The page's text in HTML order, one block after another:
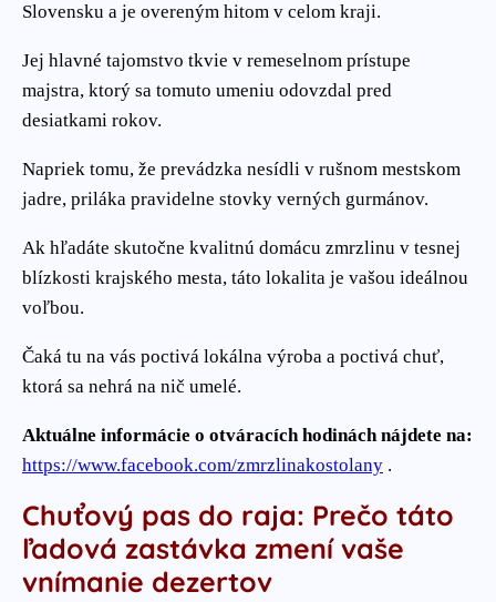
Slovensku a je overeným hitom v celom kraji.
Jej hlavné tajomstvo tkvie v remeselnom prístupe
majstra, ktorý sa tomuto umeniu odovzdal pred
desiatkami rokov.
Napriek tomu, že prevádzka nesídli v rušnom mestskom
jadre, priláka pravidelne stovky verných gurmánov.
Ak hľadáte skutočne kvalitnú domácu zmrzlinu v tesnej
blízkosti krajského mesta, táto lokalita je vašou ideálnou
voľbou.
Čaká tu na vás poctivá lokálna výroba a poctivá chuť,
ktorá sa nehrá na nič umelé.
Aktuálne informácie o otváracích hodinách nájdete na:
https://www.facebook.com/zmrzlinakostolany .
Chuťový pas do raja: Prečo táto
ľadová zastávka zmení vaše
vnímanie dezertov